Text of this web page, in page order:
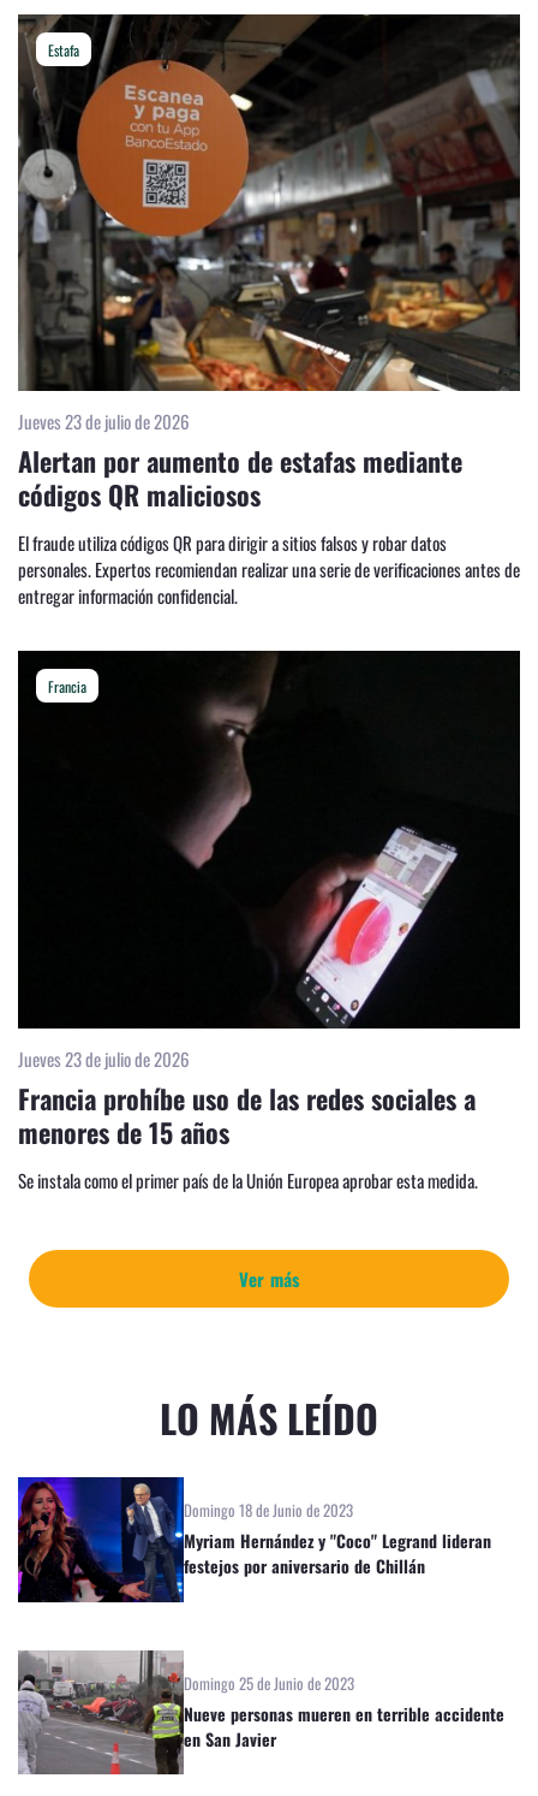
Ver más
Estafa
Jueves 23 de julio de 2026
Alertan por aumento de estafas mediante
códigos QR maliciosos
El fraude utiliza códigos QR para dirigir a sitios falsos y robar datos
personales. Expertos recomiendan realizar una serie de verificaciones antes de
entregar información confidencial.
Francia
Jueves 23 de julio de 2026
Francia prohíbe uso de las redes sociales a
menores de 15 años
Se instala como el primer país de la Unión Europea aprobar esta medida.
LO MÁS LEÍDO
Domingo 18 de Junio de 2023
Myriam Hernández y "Coco" Legrand lideran
festejos por aniversario de Chillán
Domingo 25 de Junio de 2023
Nueve personas mueren en terrible accidente
en San Javier